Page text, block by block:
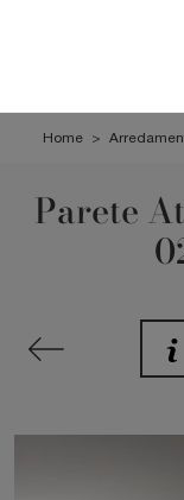
Home >
Parete